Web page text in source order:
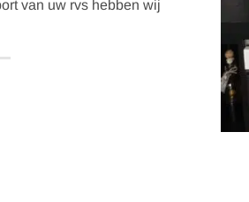
van uw rvs hebben wij